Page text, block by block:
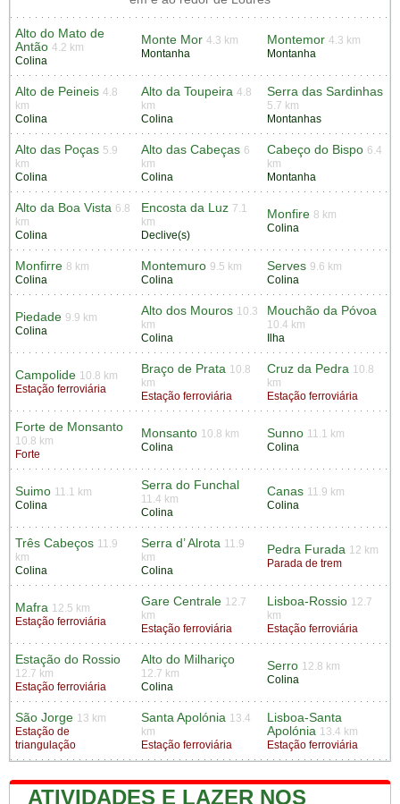
Alto do Mato de
Antão 4.2 km
Colina
Monte Mor 4.3 km
Montanha
Montemor 4.3 km
Montanha
Alto de Peineis 4.8
km
Colina
Alto da Toupeira 4.8
km
Colina
Serra das Sardinhas
5.7 km
Montanhas
Alto das Poças 5.9
km
Colina
Alto das Cabeças 6
km
Colina
Cabeço do Bispo 6.4
km
Montanha
Alto da Boa Vista 6.8
km
Colina
Encosta da Luz 7.1
km
Declive(s)
Monfire 8 km
Colina
Monfirre 8 km
Colina
Montemuro 9.5 km
Colina
Serves 9.6 km
Colina
Piedade 9.9 km
Colina
Alto dos Mouros 10.3
km
Colina
Mouchão da Póvoa
10.4 km
Ilha
Campolide 10.8 km
Estação ferroviária
Braço de Prata 10.8
km
Estação ferroviária
Cruz da Pedra 10.8
km
Estação ferroviária
Forte de Monsanto
10.8 km
Forte
Monsanto 10.8 km
Colina
Sunno 11.1 km
Colina
Suimo 11.1 km
Colina
Serra do Funchal
11.4 km
Colina
Canas 11.9 km
Colina
Três Cabeços 11.9
km
Colina
Serra d’ Alrota 11.9
km
Colina
Pedra Furada 12 km
Parada de trem
Mafra 12.5 km
Estação ferroviária
Gare Centrale 12.7
km
Estação ferroviária
Lisboa-Rossio 12.7
km
Estação ferroviária
Estação do Rossio
12.7 km
Estação ferroviária
Alto do Milhariço
12.7 km
Colina
Serro 12.8 km
Colina
São Jorge 13 km
Estação de
triangulação
Santa Apolónia 13.4
km
Estação ferroviária
Lisboa-Santa
Apolónia 13.4 km
Estação ferroviária
ATIVIDADES E LAZER NOS